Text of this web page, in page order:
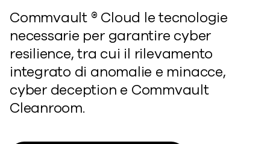
Commvault ® Cloud le tecnologie
necessarie per garantire cyber
resilience, tra cui il rilevamento
integrato di anomalie e minacce,
cyber deception e Commvault
Cleanroom.